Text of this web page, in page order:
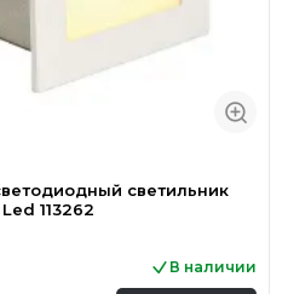
светильник
113262
В наличии